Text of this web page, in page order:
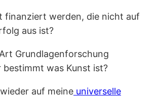
finanziert werden, die nicht auf
aus ist?
Grundlagenforschung
bestimmt was Kunst ist?
auf meine universelle